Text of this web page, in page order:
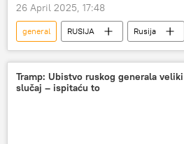
26 April 2025, 17:48
general RUSIJA Rusija
Specijalna vojna operacija u Ukrajini – vesti
Tramp: Ubistvo ruskog generala veliki
slučaj – ispitaću to